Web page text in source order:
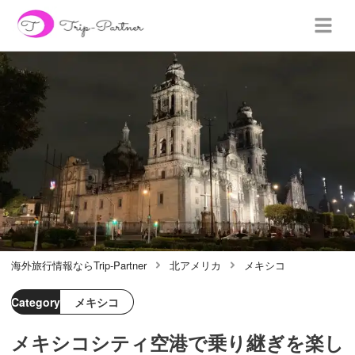
海外旅行情報ならTrip-Partner 北アメリカ メキシコ
Category メキシコ
メキシコシティ空港で乗り継ぎを楽し